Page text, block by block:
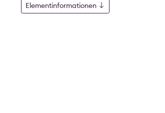
Elementinformationen